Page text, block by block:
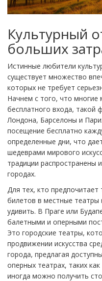
Культурный
больших
Истинные любители
существует множество
которых не требует
Начнем с того, что многие
бесплатного входа, такой
Лондона, Барселоны и
посещение бесплатно
определенные дни, что
шедеврами мирового
традиции распространены
городах.
Для тех, кто предпочитает
билетов в местные
удивить. В Праге или
балетными и оперными
Это городские театры,
продвижении искусства
города, предлагая
оперных театрах, таких
иногда можно получить